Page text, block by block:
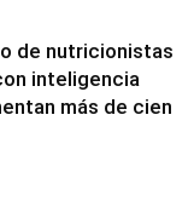
de nutricionistas
inteligencia
más de cien